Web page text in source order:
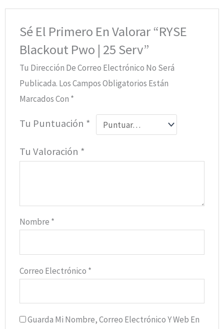
Sé El Primero En Valorar “RYSE
Blackout Pwo | 25 Serv”
Tu Dirección De Correo Electrónico No Será
Publicada. Los Campos Obligatorios Están
Marcados Con *
Tu Puntuación *
Tu Valoración *
Nombre *
Correo Electrónico *
Guarda Mi Nombre, Correo Electrónico Y Web En